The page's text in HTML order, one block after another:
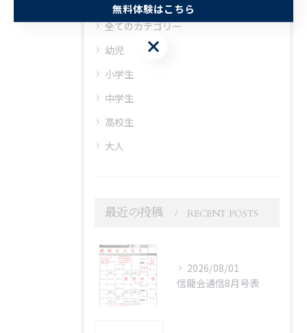
全てのカテゴリー
幼児
小学生
中学生
高校生
大人
最近の投稿 RECENT POSTS
2026/08/01
信龍会通信8月号表
無料体験はこちら
無料体験はこちら